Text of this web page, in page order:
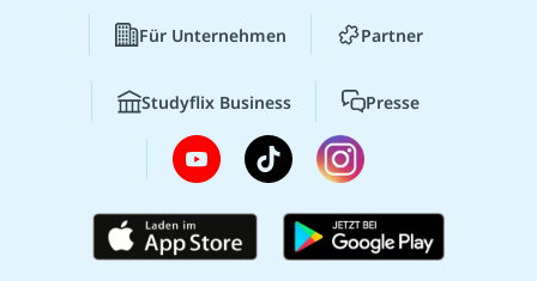
Für Unternehmen Partner
Studyflix Business Presse